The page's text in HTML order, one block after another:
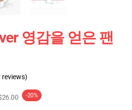
영감을 얻은 팬
reviews)
-20%